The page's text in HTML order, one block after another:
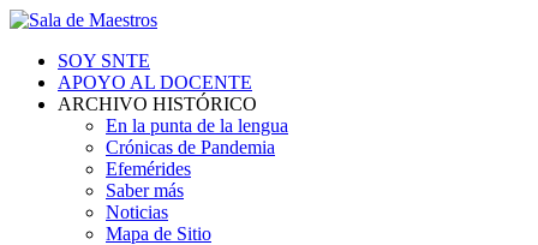
SOY SNTE
APOYO AL DOCENTE
ARCHIVO HISTÓRICO
En la punta de la lengua
Crónicas de Pandemia
Efemérides
Saber más
Noticias
Mapa de Sitio